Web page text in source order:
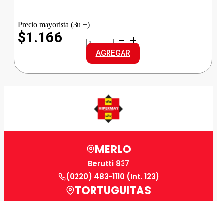
Precio mayorista (3u +)
$1.166
LUX
J/TOCADOR
ROSA
FRAN
cantidad
AGREGAR
MERLO
Berutti 837
(0220) 483-1110 (Int. 123)
TORTUGUITAS